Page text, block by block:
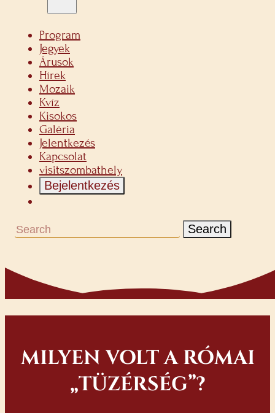
Program
Jegyek
Árusok
Hírek
Mozaik
Kvíz
Kisokos
Galéria
Jelentkezés
Kapcsolat
visitszombathely
Bejelentkezés
Search
MILYEN VOLT A RÓMAI
„TÜZÉRSÉG”?